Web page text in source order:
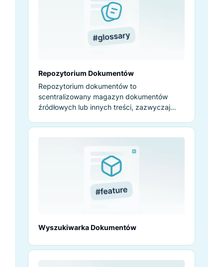
Repozytorium Dokumentów
Repozytorium dokumentów to
scentralizowany magazyn dokumentów
źródłowych lub innych treści, zazwyczaj
Wyszukiwarka Dokumentów